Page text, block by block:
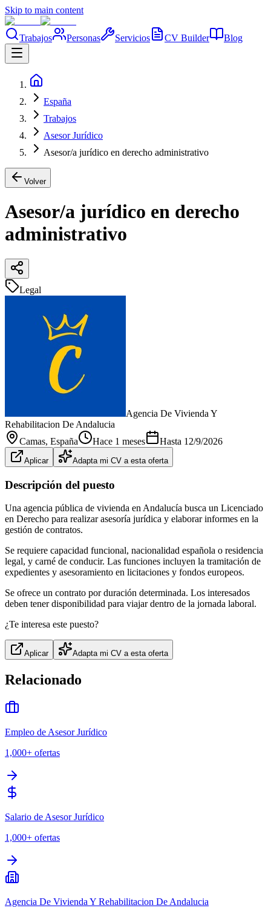
Skip to main content
Trabajos Personas Servicios CV Builder Blog
España
Trabajos
Asesor Jurídico
Asesor/a jurídico en derecho administrativo
Volver
Asesor/a jurídico en derecho
administrativo
Legal
Agencia De Vivienda Y
Rehabilitacion De Andalucia
Camas, España Hace 1 meses Hasta 12/9/2026
Aplicar Adapta mi CV a esta oferta
Descripción del puesto
Una agencia pública de vivienda en Andalucía busca un Licenciado
en Derecho para realizar asesoría jurídica y elaborar informes en la
gestión de contratos.
Se requiere capacidad funcional, nacionalidad española o residencia
legal, y carné de conducir. Las funciones incluyen la tramitación de
expedientes y asesoramiento en licitaciones y fondos europeos.
Se ofrece un contrato por duración determinada. Los interesados
deben tener disponibilidad para viajar dentro de la jornada laboral.
¿Te interesa este puesto?
Aplicar Adapta mi CV a esta oferta
Relacionado
Empleo de Asesor Jurídico
1,000+ ofertas
Salario de Asesor Jurídico
1,000+ ofertas
Agencia De Vivienda Y Rehabilitacion De Andalucia